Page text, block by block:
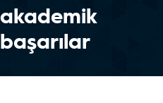
akademik
başarılar